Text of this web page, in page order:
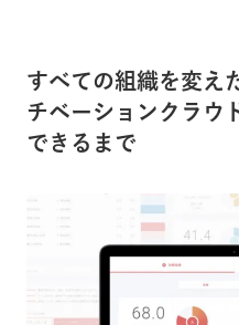
すべての組織を変え
チベーションクラウ
できるまで